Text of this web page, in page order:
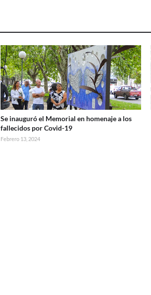
Se inauguró el Memorial en homenaje a los
fallecidos por Covid-19
Febrero 13, 2024